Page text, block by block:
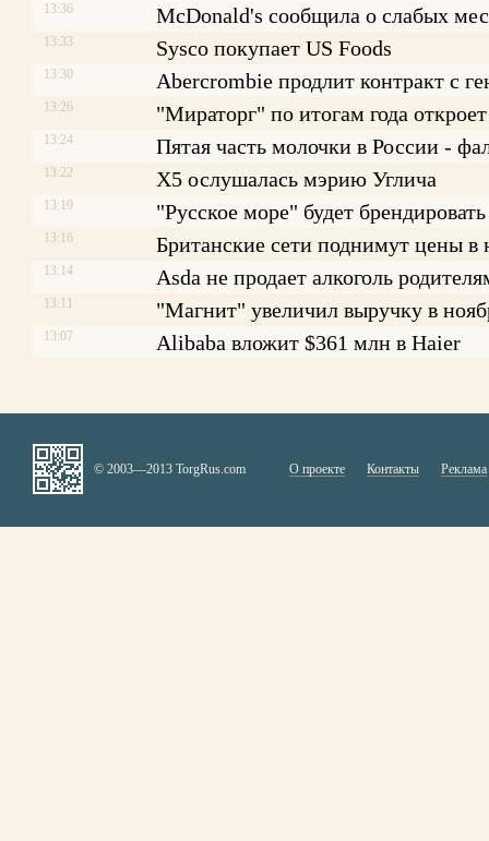
13:36 McDonald's сообщила о слабых
13:33 Sysco покупает US Foods
13:30 Abercrombie продлит контракт с
13:26 "Мираторг" по итогам года
13:24 Пятая часть молочки в России -
13:22 X5 ослушалась мэрию Углича
13:19 "Русское море" будет
13:16 Британские сети поднимут цены
13:14 Asda не продает алкоголь
13:11 "Магнит" увеличил выручку в
13:07 Alibaba вложит $361 млн в Haier
© 2003—2013 TorgRus.com О проекте Контакты Реклама